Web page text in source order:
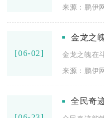
来源：鹏伊
[06-02]
金龙之魄
来源：鹏伊
全民奇